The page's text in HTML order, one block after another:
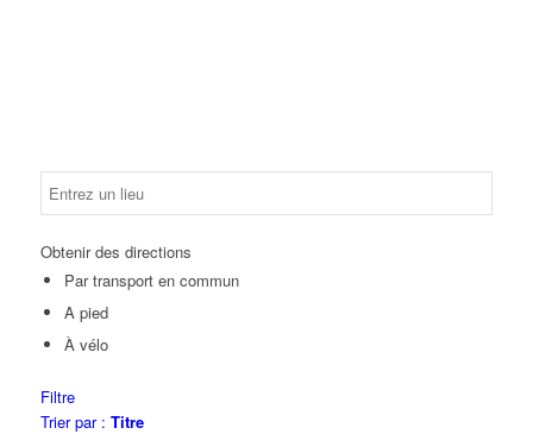
Obtenir des directions
Par transport en commun
A pied
À vélo
Filtre
Trier par : Titre